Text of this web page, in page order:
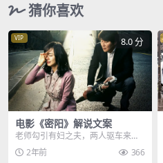
猜你喜欢
VIP 8.0 分
电影《密阳》解说文案
老师勾引有妇之夫，两人驱车来到
郊外，男人迫不及待的铺上毯子，
正当女老师满心期待之...
2年前 366